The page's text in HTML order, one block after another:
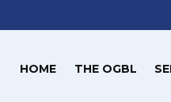
HOME THE OGBL